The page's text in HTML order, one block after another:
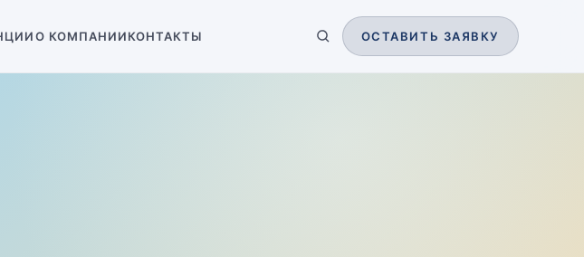
О КОМПАНИИКОНТАКТЫ ОСТАВИТЬ ЗАЯВКУ